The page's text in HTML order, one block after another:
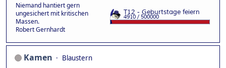
Niemand hantiert gern
ungesichert mit kritischen
Massen.
Robert Gernhardt
Kamen
Blaustern